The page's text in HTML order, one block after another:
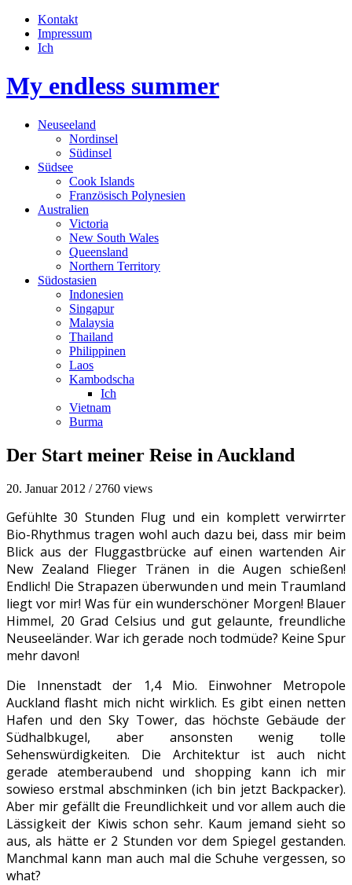
Kontakt
Impressum
Ich
My endless summer
Neuseeland
Nordinsel
Südinsel
Südsee
Cook Islands
Französisch Polynesien
Australien
Victoria
New South Wales
Queensland
Northern Territory
Südostasien
Indonesien
Singapur
Malaysia
Thailand
Philippinen
Laos
Kambodscha
Ich
Vietnam
Burma
Der Start meiner Reise in Auckland
20. Januar 2012 /2760 views
Gefühlte 30 Stunden Flug und ein komplett verwirrter
Bio-Rhythmus tragen wohl auch dazu bei, dass mir beim
Blick aus der Fluggastbrücke auf einen wartenden Air
New Zealand Flieger Tränen in die Augen schießen!
Endlich! Die Strapazen überwunden und mein Traumland
liegt vor mir! Was für ein wunderschöner Morgen! Blauer
Himmel, 20 Grad Celsius und gut gelaunte, freundliche
Neuseeländer. War ich gerade noch todmüde? Keine Spur
mehr davon!
Die Innenstadt der 1,4 Mio. Einwohner Metropole
Auckland flasht mich nicht wirklich. Es gibt einen netten
Hafen und den Sky Tower, das höchste Gebäude der
Südhalbkugel, aber ansonsten wenig tolle
Sehenswürdigkeiten. Die Architektur ist auch nicht
gerade atemberaubend und shopping kann ich mir
sowieso erstmal abschminken (ich bin jetzt Backpacker).
Aber mir gefällt die Freundlichkeit und vor allem auch die
Lässigkeit der Kiwis schon sehr. Kaum jemand sieht so
aus, als hätte er 2 Stunden vor dem Spiegel gestanden.
Manchmal kann man auch mal die Schuhe vergessen, so
what?